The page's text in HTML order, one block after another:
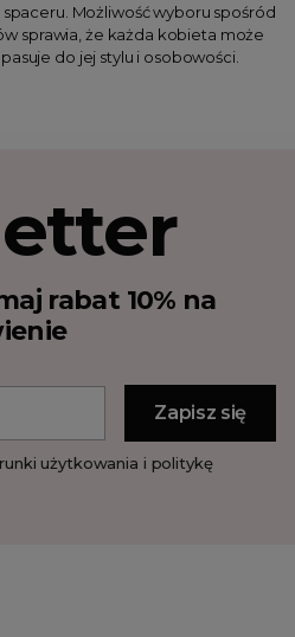
Możliwość wyboru spośród
sprawia, że każda kobieta może
do jej stylu i osobowości.
rabat 10% na
użytkowania i politykę